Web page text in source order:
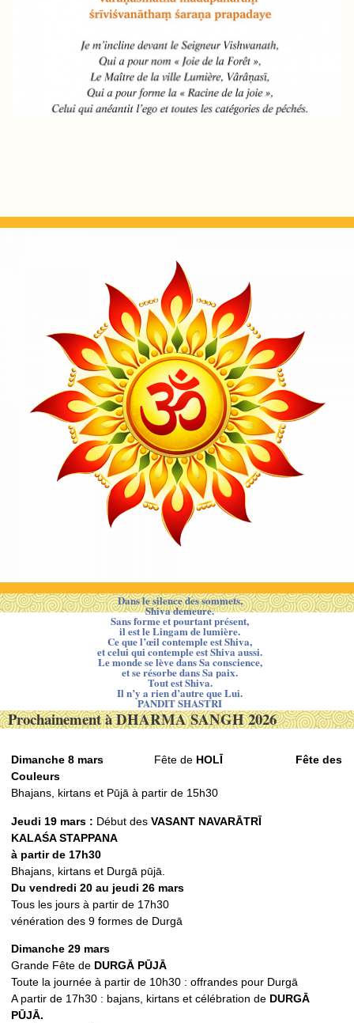
Dans le silence des sommets,
Shiva demeure.
Sans forme et pourtant présent,
il est le Lingam de lumière.
Ce que l’œil contemple est Shiva,
et celui qui contemple est Shiva aussi.
Le monde se lève dans Sa conscience,
et se résorbe dans Sa paix.
Tout est Shiva.
Il n’y a rien d’autre que Lui.
PANDIT SHASTRI
Prochainement à DHARMA SANGH 2026
Dimanche 8 mars Fête de HOLĪ Fête des
Couleurs
Bhajans, kirtans et Pūjā à partir de 15h30
Jeudi 19 mars : Début desVASANT NAVARᾹTRĪ
KALAŚA STAPPANA
à partir de 17h30
Bhajans, kirtans et Durgā pūjā.
Du vendredi 20 au jeudi 26 mars
Tous les jours à partir de 17h30
vénération des 9 formes de Durgā
Dimanche 29 mars
Grande Fête de DURGᾹ PŪJᾹ
Toute la journée à partir de 10h30 : offrandes pour Durgā
A partir de 17h30 : bajans, kirtans et célébration de DURGᾹ
PŪJᾹ.